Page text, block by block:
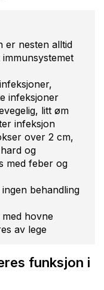
er nesten alltid
infeksjoner
litt øm
infeksjon
over 2 cm,
og
med feber og
behandling
hovne
av lege
funksjon i